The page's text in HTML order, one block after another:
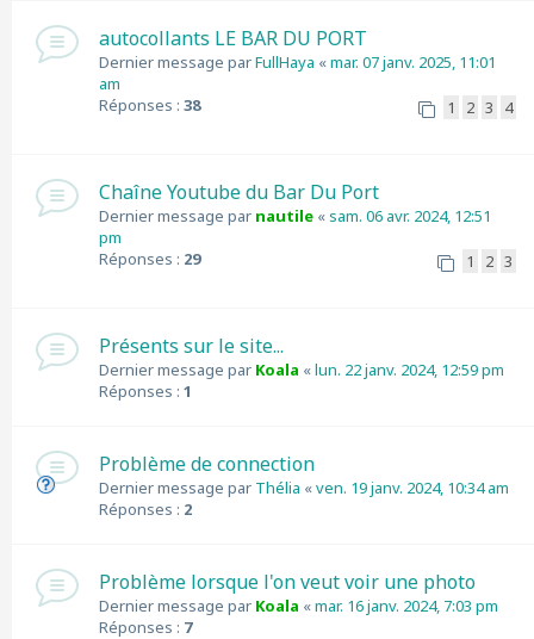
autocollants LE BAR DU PORT
Dernier message parFullHaya «mar. 07 janv. 2025, 11:01
am
Réponses : 38 1 2 3 4
Chaîne Youtube du Bar Du Port
Dernier message par nautile «sam. 06 avr. 2024, 12:51
pm
Réponses : 29 1 2 3
Présents sur le site...
Dernier message par Koala «lun. 22 janv. 2024, 12:59 pm
Réponses : 1
Problème de connection
Dernier message par Thélia «ven. 19 janv. 2024, 10:34 am
Réponses : 2
Problème lorsque l'on veut voir une photo
Dernier message par Koala «mar. 16 janv. 2024, 7:03 pm
Réponses : 7